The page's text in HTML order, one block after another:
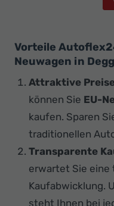
Vorteile
Neuwagen in
Attraktive
können Sie EU-
kaufen. Sparen
traditionellen
Transparente
erwartet Sie eine
Kaufabwicklung.
steht Ihnen bei